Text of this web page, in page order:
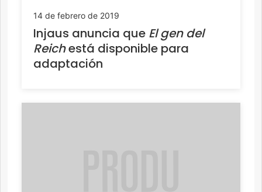
14 de febrero de 2019
Injaus anuncia que El gen del
Reichestá disponible para
adaptación